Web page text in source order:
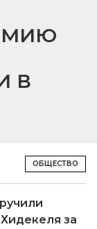
В
ОБЩЕСТВО
за